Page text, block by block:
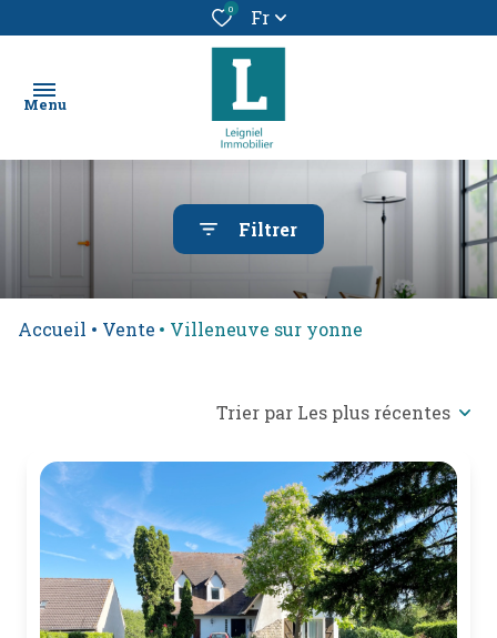
0 Fr
Menu
un bien
vendre
e-
mail
poser
une
question
Filtrer
Accueil Vente Villeneuve sur yonne
Trier par Les plus récentes